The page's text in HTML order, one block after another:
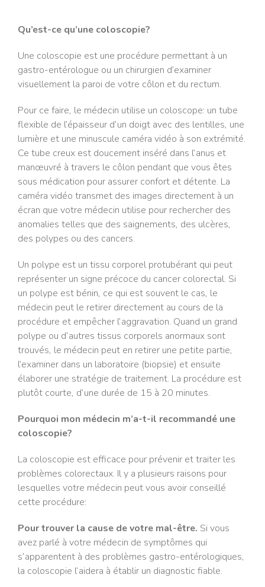
Qu’est-ce qu’une coloscopie?
Une coloscopie est une procédure permettant à un
gastro-entérologue ou un chirurgien d’examiner
visuellement la paroi de votre côlon et du rectum.
Pour ce faire, le médecin utilise un coloscope: un tube
flexible de l’épaisseur d’un doigt avec des lentilles, une
lumière et une minuscule caméra vidéo à son extrémité.
Ce tube creux est doucement inséré dans l’anus et
manœuvré à travers le côlon pendant que vous êtes
sous médication pour assurer confort et détente. La
caméra vidéo transmet des images directement à un
écran que votre médecin utilise pour rechercher des
anomalies telles que des saignements, des ulcères,
des polypes ou des cancers.
Un polype est un tissu corporel protubérant qui peut
représenter un signe précoce du cancer colorectal. Si
un polype est bénin, ce qui est souvent le cas, le
médecin peut le retirer directement au cours de la
procédure et empêcher l’aggravation. Quand un grand
polype ou d’autres tissus corporels anormaux sont
trouvés, le médecin peut en retirer une petite partie,
l’examiner dans un laboratoire (biopsie) et ensuite
élaborer une stratégie de traitement. La procédure est
plutôt courte, d’une durée de 15 à 20 minutes.
Pourquoi mon médecin m’a-t-il recommandé une
coloscopie?
La coloscopie est efficace pour prévenir et traiter les
problèmes colorectaux. Il y a plusieurs raisons pour
lesquelles votre médecin peut vous avoir conseillé
cette procédure:
Pour trouver la cause de votre mal-être. Si vous
avez parlé à votre médecin de symptômes qui
s’apparentent à des problèmes gastro-entérologiques,
la coloscopie l’aidera à établir un diagnostic fiable.